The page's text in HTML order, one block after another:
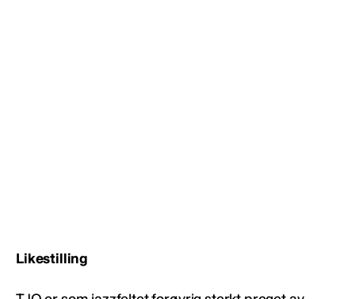
Likestilling